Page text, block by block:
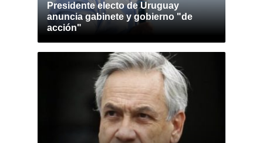
Presidente electo de Uruguay
anuncia gabinete y gobierno "de
acción"